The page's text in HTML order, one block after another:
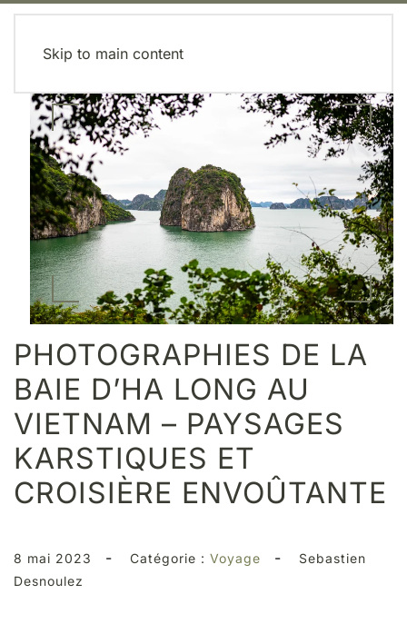
Skip to main content
PHOTOGRAPHIES DE LA
BAIE D’HA LONG AU
VIETNAM – PAYSAGES
KARSTIQUES ET
CROISIÈRE ENVOÛTANTE
8 mai 2023 - Catégorie : Voyage -
Sebastien
Desnoulez